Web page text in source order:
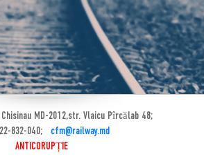
Chisinau MD-2012,str. Vlaicu Pîrcălab 48;
832-040; cfm@railway.md
ANTICORUPȚIE